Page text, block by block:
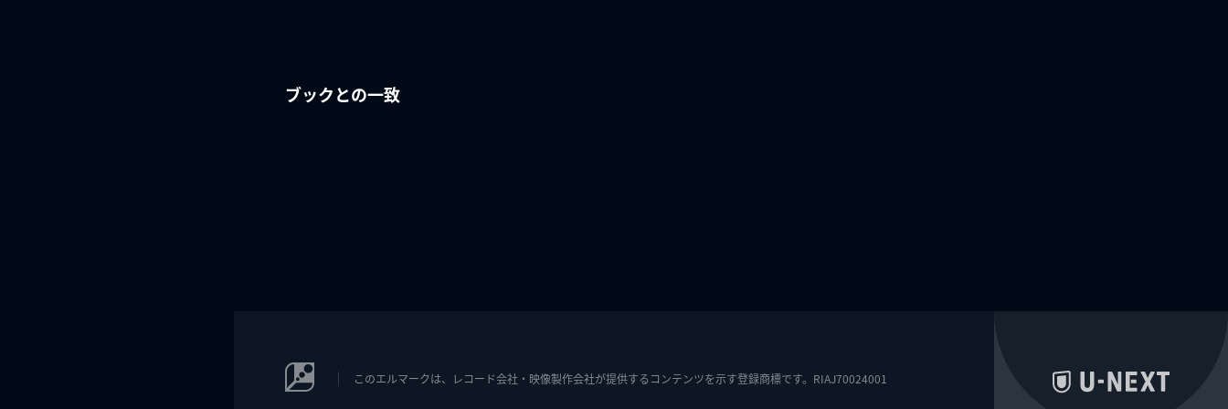
ブックとの一致
このエルマークは、レコード会社・映像製作会社が提供するコンテンツを示す登録商標です。RIAJ70024001